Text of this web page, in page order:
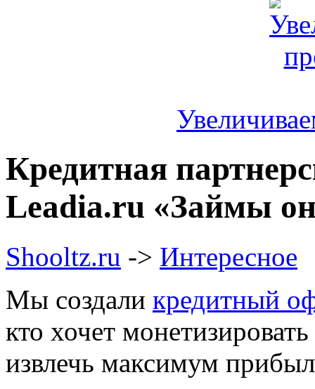
Кредитная
Leadia.ru «Займы
Shooltz.ru -> Интересное
Мы создали кредитный
кто хочет
извлечь максимум